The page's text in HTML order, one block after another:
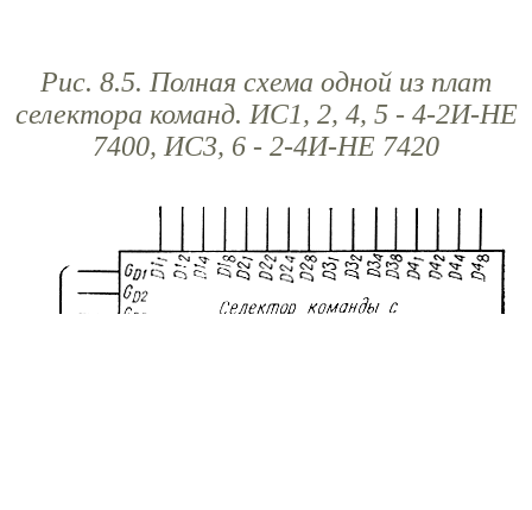
Рис. 8.5. Полная схема одной из плат
селектора команд. ИС1, 2, 4, 5 - 4-2И-НЕ
7400, ИС3, 6 - 2-4И-НЕ 7420